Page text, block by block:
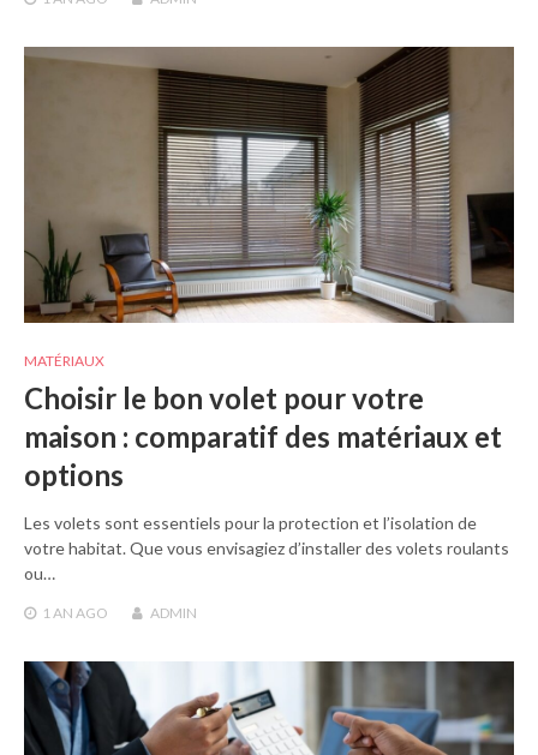
MATÉRIAUX
Choisir le bon volet pour votre
maison : comparatif des matériaux et
options
Les volets sont essentiels pour la protection et l’isolation de
votre habitat. Que vous envisagiez d’installer des volets roulants
ou…
1 AN AGO ADMIN